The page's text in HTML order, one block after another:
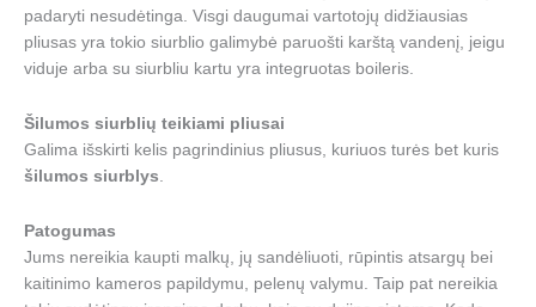
padaryti nesudėtinga. Visgi daugumai vartotojų didžiausias
pliusas yra tokio siurblio galimybė paruošti karštą vandenį, jeigu
viduje arba su siurbliu kartu yra integruotas boileris.
Šilumos siurblių teikiami pliusai
Galima išskirti kelis pagrindinius pliusus, kuriuos turės bet kuris
šilumos siurblys
Patogumas
Jums nereikia kaupti malkų, jų sandėliuoti, rūpintis atsargų bei
kaitinimo kameros papildymu, pelenų valymu. Taip pat nereikia